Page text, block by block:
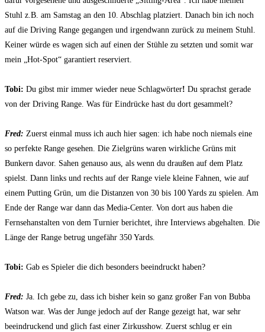
Stuhl z.B. am Samstag an den 10. Abschlag platziert. Danach bin ich noch
auf die Driving Range gegangen und irgendwann zurück zu meinem Stuhl.
Keiner würde es wagen sich auf einen der Stühle zu setzten und somit war
mein „Hot-Spot“ garantiert reserviert.
Tobi: Du gibst mir immer wieder neue Schlagwörter! Du sprachst gerade
von der Driving Range. Was für Eindrücke hast du dort gesammelt?
Fred: Zuerst einmal muss ich auch hier sagen: ich habe noch niemals eine
so perfekte Range gesehen. Die Zielgrüns waren wirkliche Grüns mit
Bunkern davor. Sahen genauso aus, als wenn du draußen auf dem Platz
spielst. Dann links und rechts auf der Range viele kleine Fahnen, wie auf
einem Putting Grün, um die Distanzen von 30 bis 100 Yards zu spielen. Am
Ende der Range war dann das Media-Center. Von dort aus haben die
Fernsehanstalten von dem Turnier berichtet, ihre Interviews abgehalten. Die
Länge der Range betrug ungefähr 350 Yards.
Tobi: Gab es Spieler die dich besonders beeindruckt haben?
Fred: Ja. Ich gebe zu, dass ich bisher kein so ganz großer Fan von Bubba
Watson war. Was der Junge jedoch auf der Range gezeigt hat, war sehr
beeindruckend und glich fast einer Zirkusshow. Zuerst schlug er ein